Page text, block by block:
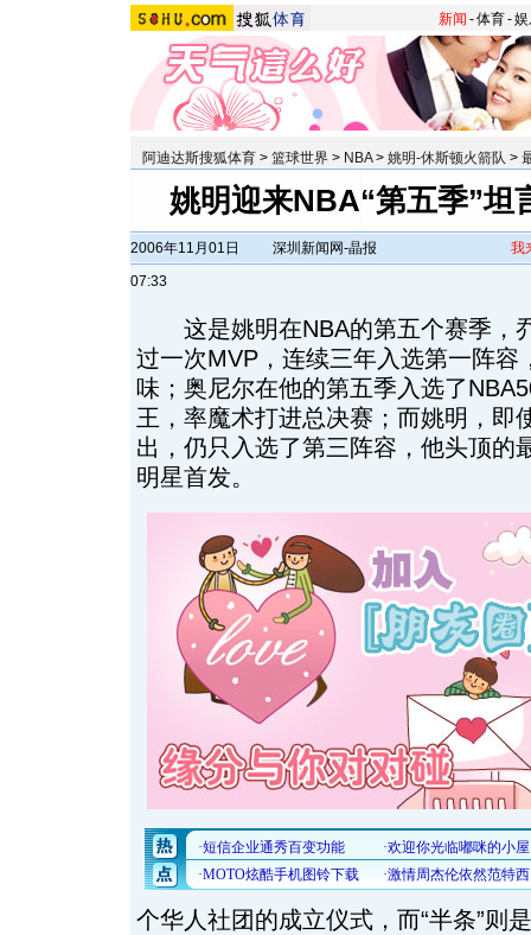
新闻 -体育-
阿迪达斯搜狐体育 > 篮球世界 > NBA> 姚明-休斯顿火箭队 >
姚明迎来NBA“第五季”坦
2006年11月01日
07:33
深圳新闻网-晶报 我
这是姚明在NBA的第五个赛季，
过一次MVP，连续三年入选第一阵容
味；奥尼尔在他的第五季入选了
王，率魔术打进总决赛；而姚明，即
出，仍只入选了第三阵容，他头顶的
明星首发。
个华人社团的成立仪式，而“半条”则